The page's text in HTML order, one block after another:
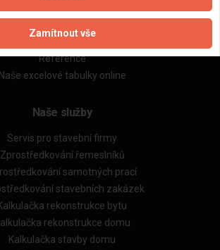
Reference
Naše excelové tabulky online
Naše služby
Servis pro stavební firmy
Zprostředkování řemeslníků
samotných prací
stavebních zakázek
rekonstrukce bytu
rekonstrukce domu
Kalkulačka stavby domu
Zamítnout vše